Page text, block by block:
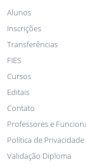
Alunos
Inscrições
Transferências
FIES
Cursos
Editais
Contato
Professores e
Política de Privacidade
Validação Diploma